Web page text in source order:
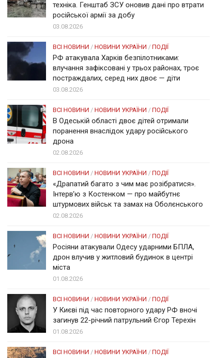
техніка. Генштаб ЗСУ оновив дані про втрати
російської армії за добу
03.08.2026
ВСІ НОВИНИ / НОВИНИ УКРАЇНИ / ПОДІЇ
РФ атакувала Харків безпілотниками:
влучання зафіксовані у трьох районах, троє
постраждалих, серед них двоє — діти
03.08.2026
ВСІ НОВИНИ / НОВИНИ УКРАЇНИ / ПОДІЇ
В Одеській області двоє дітей отримали
поранення внаслідок удару російського
дрона
02.08.2026
ВСІ НОВИНИ / НОВИНИ УКРАЇНИ / ПОДІЇ
«Драпатий багато з чим має розібратися».
Інтерв’ю з Костенком — про майбутнє
штурмових військ та замах на Оболєнського
02.08.2026
ВСІ НОВИНИ / НОВИНИ УКРАЇНИ / ПОДІЇ
Росіяни атакували Одесу ударними БПЛА,
дрон влучив у житловий будинок в центрі
міста
01.08.2026
ВСІ НОВИНИ / НОВИНИ УКРАЇНИ / ПОДІЇ
У Києві під час повторного удару РФ вночі
загинув 22-річний патрульний Єгор Терехін
01.08.2026
ВСІ НОВИНИ / НОВИНИ УКРАЇНИ / ПОДІЇ